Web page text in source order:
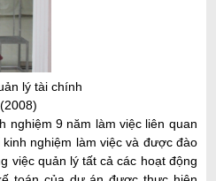
lý tài chính
nghiệm 9 năm làm việc liên quan
nghiệm làm việc và được đào
việc quản lý tất cả các hoạt động